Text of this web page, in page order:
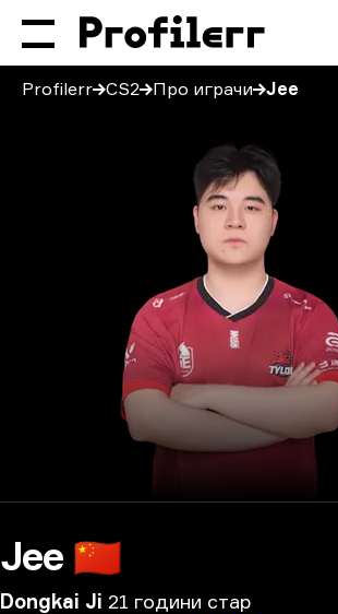
Profilerr CS2 Про играчи Jee
Jee 🇨🇳
Dongkai Ji 21 години стар